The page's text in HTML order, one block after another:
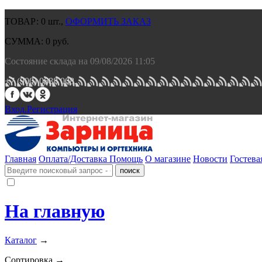
ТОВАР: 0 шт., ОФОРМИТЬ ЗАКАЗ
СУММА: 0 руб.
Состояние склада на 09/08/2026 11:05
+7 (900) 0688 008.
Вход.Регистрация
Главная Оплата/Доставка Помощь О магазине Новости
На главную
Каталог →
Сортировка →